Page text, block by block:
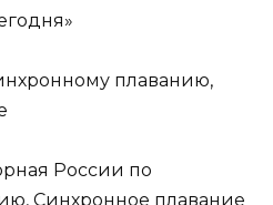
плаванию,
России по
Синхронное плавание